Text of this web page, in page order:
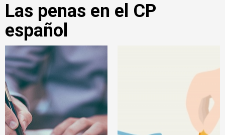
Las penas en el CP
español